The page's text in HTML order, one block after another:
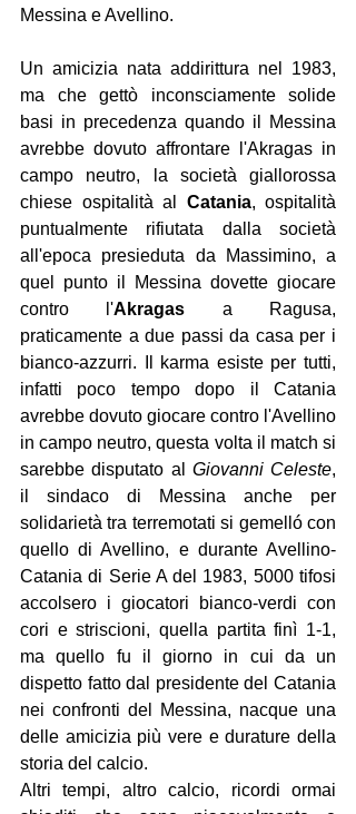
Messina e Avellino.
Un amicizia nata addirittura nel 1983,
ma che gettò inconsciamente solide
basi in precedenza quando il Messina
avrebbe dovuto affrontare l'Akragas in
campo neutro, la società giallorossa
chiese ospitalità al Catania, ospitalità
puntualmente rifiutata dalla società
all'epoca presieduta da Massimino, a
quel punto il Messina dovette giocare
contro l'Akragas a Ragusa,
praticamente a due passi da casa per i
bianco-azzurri. Il karma esiste per tutti,
infatti poco tempo dopo il Catania
avrebbe dovuto giocare contro l'Avellino
in campo neutro, questa volta il match si
sarebbe disputato al Giovanni Celeste,
il sindaco di Messina anche per
solidarietà tra terremotati si gemelló con
quello di Avellino, e durante Avellino-
Catania di Serie A del 1983, 5000 tifosi
accolsero i giocatori bianco-verdi con
cori e striscioni, quella partita finì 1-1,
ma quello fu il giorno in cui da un
dispetto fatto dal presidente del Catania
nei confronti del Messina, nacque una
delle amicizia più vere e durature della
storia del calcio.
Altri tempi, altro calcio, ricordi ormai